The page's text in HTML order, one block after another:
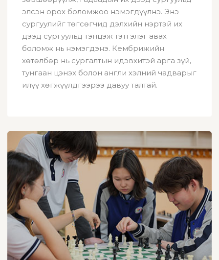
элсэн орох боломжоо нэмэгдүүлнэ. Энэ
сургуулийг төгсөгчид дэлхийн нэртэй их
дээд сургуульд тэнцэж тэтгэлэг авах
боломж нь нэмэгдэнэ. Кембрижийн
хөтөлбөр нь сургалтын идэвхитэй арга зүй,
тунгаан цэнэх болон англи хэлний чадварыг
илүү хөгжүүлдгээрээ давуу талтай.